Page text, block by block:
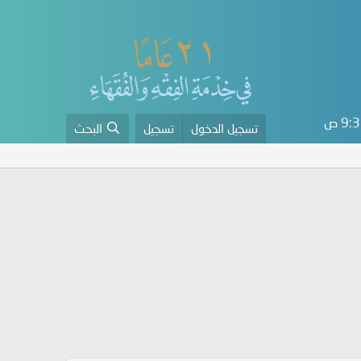
ص تسجيل الدخول تسجيل البحث